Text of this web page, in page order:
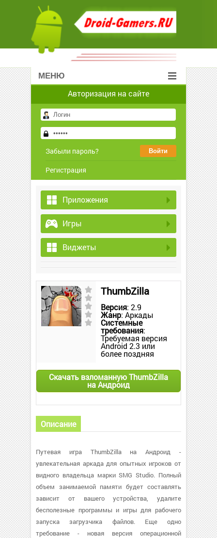
МЕНЮ
Авторизация на сайте
Забыли пароль?
Регистрация
Приложения
Игры
Виджеты
ThumbZilla
Версия: 2.9
Жанр: Аркады
Системные
требования:
Требуемая версия
Android 2.3 или
более поздняя
Скачать взломанную ThumbZilla
на Андроид
Описание
Путевая игра ThumbZilla на Андроид -
увлекательная аркада для опытных игроков от
видного владельца марки SMG Studio. Полный
объем занимаемой памяти будет составлять
зависит от вашего устройства, удалите
бесполезные программы и игры для рабочего
запуска загрузчика файлов. Еще одно
требование - новая версия операционной